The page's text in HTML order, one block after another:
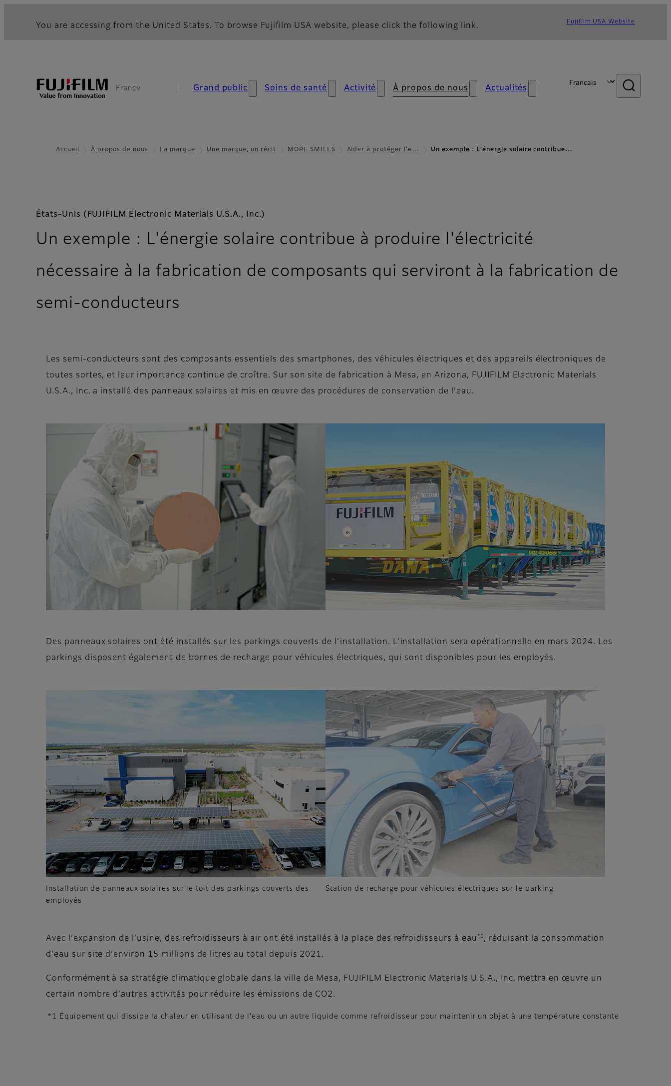
You are accessing from the United States. To browse Fujifilm USA website, please click the following link. Fujifilm USA Website
France Grand public Soins de santé Activité À propos de nous Actualités
Accueil À propos de nous La marque Une marque, un récit MORE SMILES Aider à protéger l’e… Un exemple : L'énergie solaire contribue…
États-Unis (FUJIFILM Electronic Materials U.S.A., Inc.)
Un exemple : L'énergie solaire contribue à produire l'électricité
nécessaire à la fabrication de composants qui serviront à la fabrication de
semi-conducteurs
Les semi-conducteurs sont des composants essentiels des smartphones, des véhicules électriques et des appareils électroniques de
toutes sortes, et leur importance continue de croître. Sur son site de fabrication à Mesa, en Arizona, FUJIFILM Electronic Materials
U.S.A., Inc. a installé des panneaux solaires et mis en œuvre des procédures de conservation de l’eau.
Des panneaux solaires ont été installés sur les parkings couverts de l’installation. L’installation sera opérationnelle en mars 2024. Les
parkings disposent également de bornes de recharge pour véhicules électriques, qui sont disponibles pour les employés.
Installation de panneaux solaires sur le toit des parkings couverts des
employés
Station de recharge pour véhicules électriques sur le parking
Avec l’expansion de l’usine, des refroidisseurs à air ont été installés à la place des refroidisseurs à eau *1
, réduisant la consommation
d’eau sur site d’environ 15 millions de litres au total depuis 2021.
Conformément à sa stratégie climatique globale dans la ville de Mesa, FUJIFILM Electronic Materials U.S.A., Inc. mettra en œuvre un
certain nombre d’autres activités pour réduire les émissions de CO2.
*1 Équipement qui dissipe la chaleur en utilisant de l’eau ou un autre liquide comme refroidisseur pour maintenir un objet à une température constante